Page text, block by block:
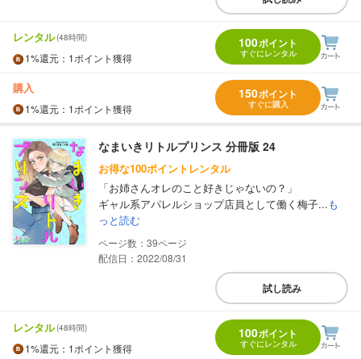
レンタル(48時間)
1%還元 ：1ポイント獲得
100ポイント
すぐにレンタル
購入
1%還元 ：1ポイント獲得
150ポイント
すぐに購入
なまいきリトルプリンス 分冊版 24
お得な100ポイントレンタル
「お姉さんオレのこと好きじゃないの？」
ギャル系アパレルショップ店員として働く梅子...も
っと読む
39
配信日：2022/08/31
試し読み
レンタル(48時間)
1%還元 ：1ポイント獲得
100ポイント
すぐにレンタル